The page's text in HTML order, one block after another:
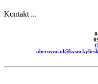
Kontakt ...